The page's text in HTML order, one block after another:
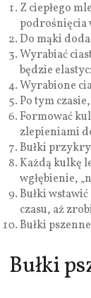
Z ciepłego
podrośnięcia
Do mąki
Wyrabiać
będzie
Wyrabione
Po tym
Formować
zlepieniami
Bułki
Każdą kulkę
wgłębienie,
Bułki
czasu, aż
Bułki
Bułki